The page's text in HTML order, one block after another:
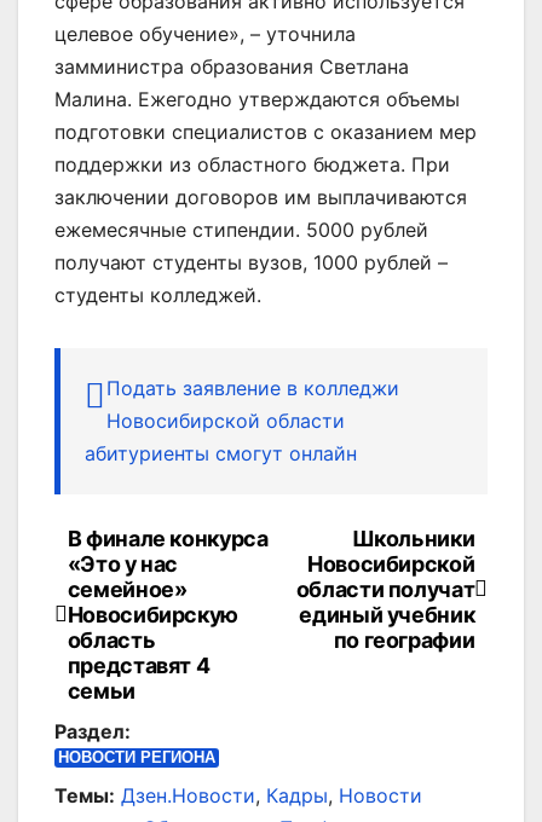
целевое обучение», – уточнила
замминистра образования Светлана
Малина. Ежегодно утверждаются объемы
подготовки специалистов с оказанием мер
поддержки из областного бюджета. При
заключении договоров им выплачиваются
ежемесячные стипендии. 5000 рублей
получают студенты вузов, 1000 рублей –
студенты колледжей.
Подать заявление в колледжи
Новосибирской области
абитуриенты смогут онлайн
Навигация
по
записям
Школьники
Новосибирской
области получат
единый учебник
по географии
В финале конкурса
«Это у нас
семейное»
Новосибирскую
область
представят 4
семьи
Раздел:
НОВОСТИ РЕГИОНА
Темы: Дзен.Новости, Кадры, Новости